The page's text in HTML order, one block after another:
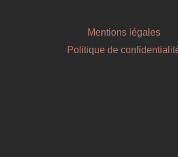
Mentions légales
Politique de